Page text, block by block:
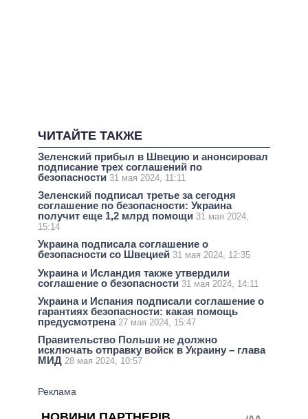
ЧИТАЙТЕ ТАКЖЕ
Зеленский прибыл в Швецию и анонсировал
подписание трех соглашений по
безопасности 31 мая 2024, 11:11
Зеленский подписал третье за сегодня
соглашение по безопасности: Украина
получит еще 1,2 млрд помощи 31 мая 2024,
15:14
Украина подписала соглашение о
безопасности со Швецией 31 мая 2024, 12:35
Украина и Исландия также утвердили
соглашение о безопасности 31 мая 2024, 14:11
Украина и Испания подписали соглашение о
гарантиях безопасности: какая помощь
предусмотрена 27 мая 2024, 15:47
Правительство Польши не должно
исключать отправку войск в Украину – глава
МИД 28 мая 2024, 10:57